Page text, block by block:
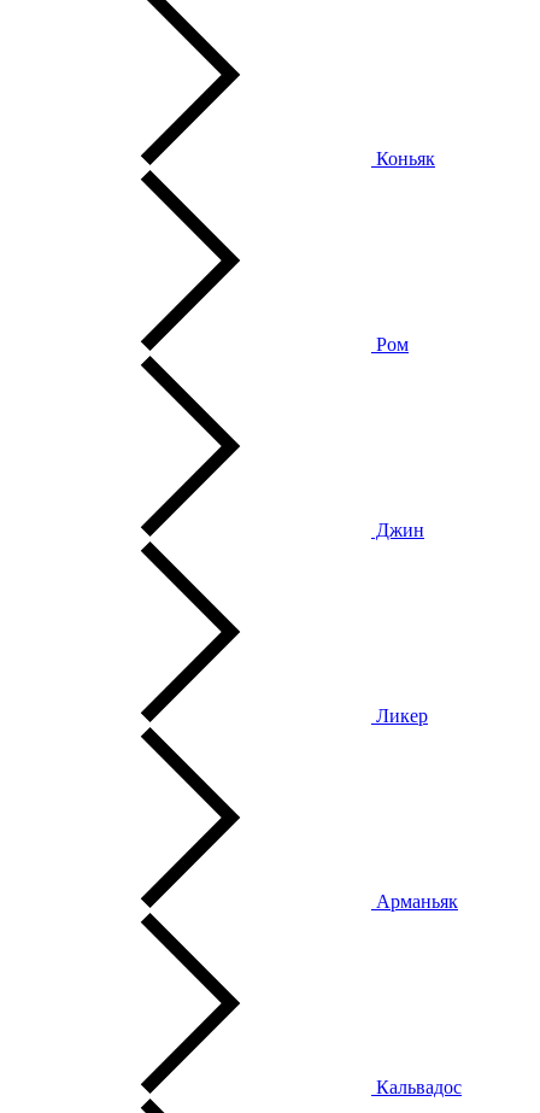
Коньяк
Ром
Джин
Ликер
Арманьяк
Кальвадос